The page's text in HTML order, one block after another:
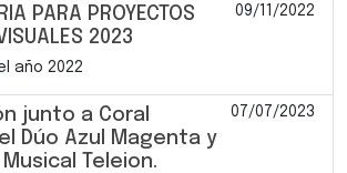
PARA PROYECTOS
2023
09/11/2022
año 2022
junto a Coral
Dúo Azul Magenta y
Teleion.
07/07/2023